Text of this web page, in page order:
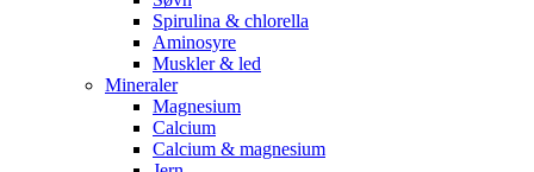
Spirulina & chlorella
Aminosyre
Muskler & led
Mineraler
Magnesium
Calcium
Calcium & magnesium